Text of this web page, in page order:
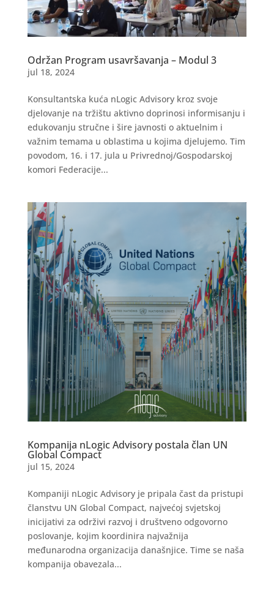
Održan Program usavršavanja – Modul 3
jul 18, 2024
Konsultantska kuća nLogic Advisory kroz svoje
djelovanje na tržištu aktivno doprinosi informisanju i
edukovanju stručne i šire javnosti o aktuelnim i
važnim temama u oblastima u kojima djelujemo. Tim
povodom, 16. i 17. jula u Privrednoj/Gospodarskoj
komori Federacije...
Kompanija nLogic Advisory postala član UN
Global Compact
jul 15, 2024
Kompaniji nLogic Advisory je pripala čast da pristupi
članstvu UN Global Compact, najvećoj svjetskoj
inicijativi za održivi razvoj i društveno odgovorno
poslovanje, kojim koordinira najvažnija
međunarodna organizacija današnjice. Time se naša
kompanija obavezala...